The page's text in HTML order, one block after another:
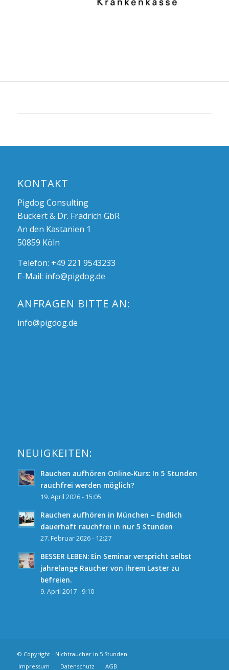
KONTAKT
Pigdog Consulting
Buckert & Dr. Frädrich GbR
An den Kastanien 1
50859 Köln
Telefon: +49 221 9543233
E-Mail: info@pigdog.de
ANFRAGEN BITTE AN:
info@pigdog.de
NEUIGKEITEN:
Rauchen aufhören Online-Kurs: In 5 Stunden
rauchfrei werden möglich?
19. April 2026 - 15:05
Rauchen aufhören in München – Endlich
dauerhaft rauchfrei in nur 5 Stunden
27. Februar 2026 - 12:27
BESSER LEBEN: Ein Seminar verspricht selbst
jahrelange Raucher von ihrem Laster zu
befreien.
9. April 2017 - 9:10
© Copyright - Nichtraucher in 5 Stunden
Impressum
Datenschutz AGB